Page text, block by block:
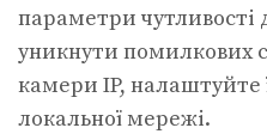
параметри чутливості
уникнути помилкових
камери IP, налаштуйте
локальної мережі.